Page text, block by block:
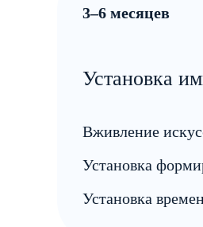
3–6 месяцев
Установка
Вживление
Установка
Установка